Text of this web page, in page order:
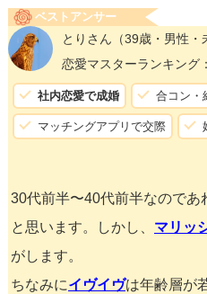
ベストアンサー
とりさん （39歳・男性・
恋愛マスターランキング：
社内恋愛で成婚 合コン・
マッチングアプリで交際
30代前半〜40代前半なのであ
と思います。しかし、 マリッ
がします。
ちなみにイヴイヴは年齢層が